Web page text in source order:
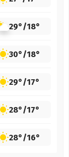
29°/18°
30°/18°
29°/17°
28°/17°
28°/16°